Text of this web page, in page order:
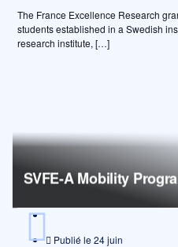
The France Excellence Research
students established in a Swedish
research institute, […]
SVFE-A Mobility
Publié le 24 juin